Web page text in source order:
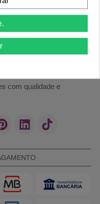
com qualidade e